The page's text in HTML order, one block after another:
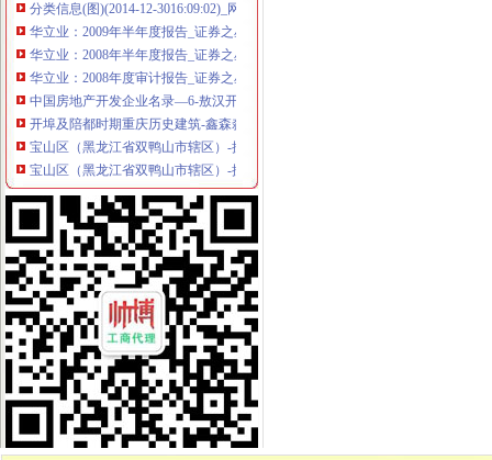
华立业：2009年半年度报告_证券之星
华立业：2008年半年度报告_证券之星
华立业：2008年度审计报告_证券之星
中国房地产开发企业名录—6-敖汉开发区招商网-中国招商引资信
开埠及陪都时期重庆历史建筑-鑫森淼垚
宝山区（黑龙江省双鸭山市辖区）-搜百科
宝山区（黑龙江省双鸭山市辖区）-搜百科
钱清镇-搜百科
【鹿城区临江代理做账报税变更股权上门服务的图片】-鹿城临江易登网
海门临江新区货运代理业务求职_海门临江新区货运代理业务找工作_
南方媒：北京市君合律师事务所关于南方出版媒股份有限公司发行
上海现代制股份有限公司2015年度报告摘要_新浪财经_新浪网
日本双清包税到门物流货代代理日本清关公司日本空运专线
非洲崖豆木厂家_非洲崖豆木厂家/公司-阿里巴巴公司黄页
临江门代办进出口公司
广州内饰清洗：燃油系统保养GUNKM2616-油箱及油管路清洗-广州
海门临江新区货运代理业务求职_海门临江新区货运代理业务找工作_
重庆义乌小商品营销定位招商策划方案.doc
《重庆义乌小商品城营销定位招商策划方案》.doc
钱清镇-搜百科